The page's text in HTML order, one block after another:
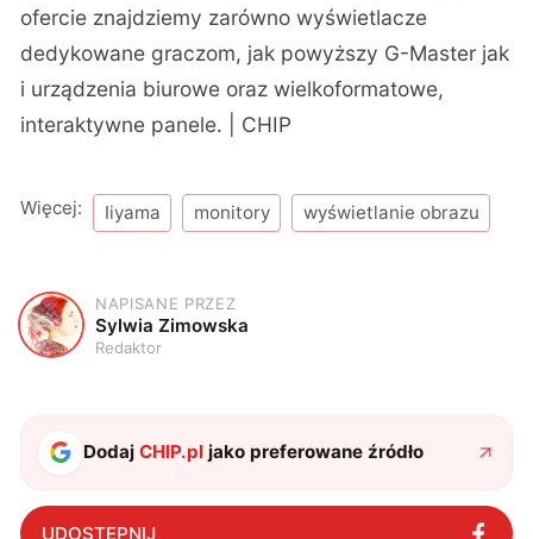
ofercie znajdziemy zarówno wyświetlacze
dedykowane graczom, jak powyższy G-Master jak
i urządzenia biurowe oraz wielkoformatowe,
interaktywne panele. | CHIP
Więcej: Iiyama monitory wyświetlanie obrazu
S
NAPISANE PRZEZ
Sylwia Zimowska
Redaktor
DodajCHIP.pl jako preferowane źródło
UDOSTĘPNIJ